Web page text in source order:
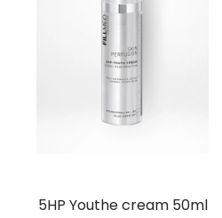
5HP Youthe cream 50ml